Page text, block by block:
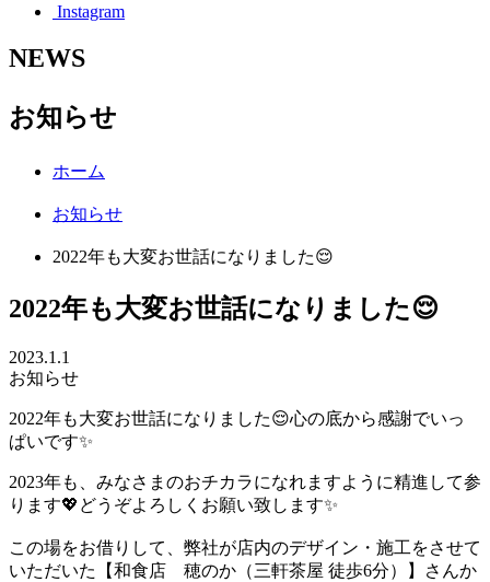
Instagram
NEWS
お知らせ
ホーム
お知らせ
2022年も大変お世話になりました😌
2022年も大変お世話になりました😌
2023.1.1
お知らせ
2022年も大変お世話になりました😌心の底から感謝でいっ
ぱいです✨
2023年も、みなさまのおチカラになれますように精進して参
ります💖どうぞよろしくお願い致します✨
この場をお借りして、弊社が店内のデザイン・施工をさせて
いただいた【和食店 穂のか（三軒茶屋 徒歩6分）】さんか